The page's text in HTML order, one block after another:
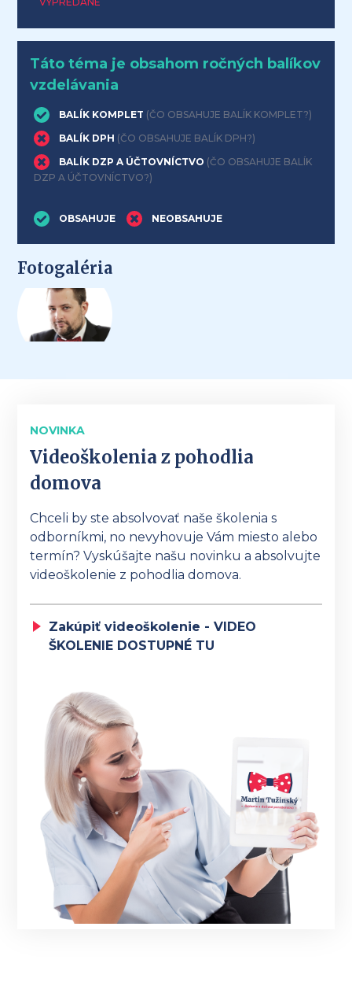
Táto téma je obsahom ročných balíkov
vzdelávania
BALÍK KOMPLET (ČO OBSAHUJE BALÍK KOMPLET?)
BALÍK DPH (ČO OBSAHUJE BALÍK DPH?)
BALÍK DZP A ÚČTOVNÍCTVO (ČO OBSAHUJE BALÍK
DZP A ÚČTOVNÍCTVO?)
OBSAHUJE NEOBSAHUJE
Fotogaléria
NOVINKA
Videoškolenia z pohodlia
domova
Chceli by ste absolvovať naše školenia s
odborníkmi, no nevyhovuje Vám miesto alebo
termín? Vyskúšajte našu novinku a absolvujte
videoškolenie z pohodlia domova.
Zakúpiť videoškolenie - VIDEO
ŠKOLENIE DOSTUPNÉ TU